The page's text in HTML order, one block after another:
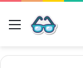
Menü